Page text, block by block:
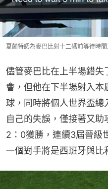
夏蘭特認為麥巴比射十二碼前等待時
儘管麥巴比在上半場錯失
會，但他在下半場射入本
球，同時將個人世界盃
自己的失誤，僅接著又
2：0獲勝，連續3屆晉級
一個對手將是西班牙與比